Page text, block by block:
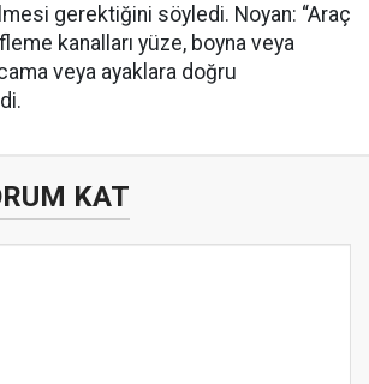
gerektiğini söyledi. Noyan: “Araç
kanalları yüze, boyna veya
veya ayaklara doğru
KAT